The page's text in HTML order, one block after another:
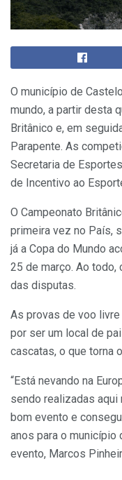
O município de
mundo, a partir desta
Britânico e, em
Parapente. As
Secretaria de
de Incentivo ao
O Campeonato
primeira vez no País,
já a Copa do Mundo
25 de março. Ao
das disputas.
As provas de voo livre
por ser um local de
cascatas, o que torna
“Está nevando na
sendo realizadas aqui
bom evento e
anos para o município
evento, Marcos